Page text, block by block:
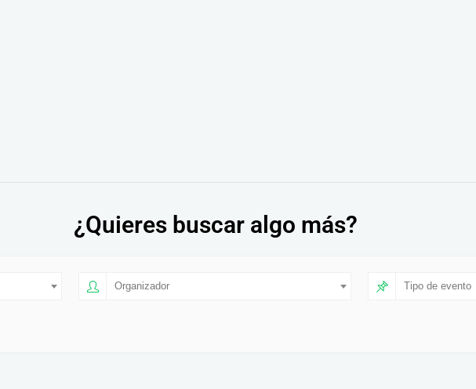
¿Quieres buscar algo más?
Organizador Tipo de evento